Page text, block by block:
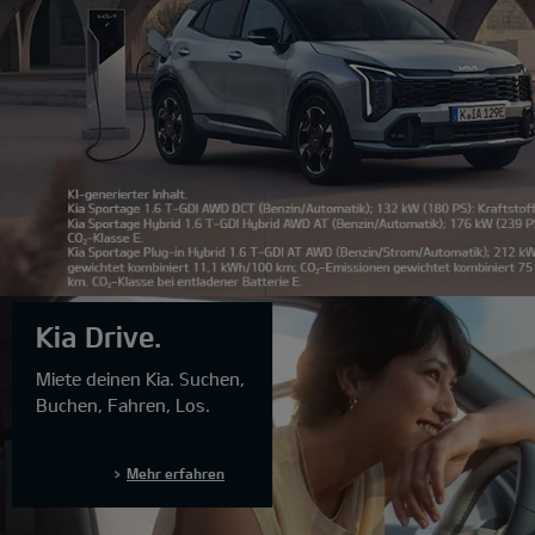
Kia Drive.
Miete deinen Kia. Suchen,
Buchen, Fahren, Los.
Mehr erfahren